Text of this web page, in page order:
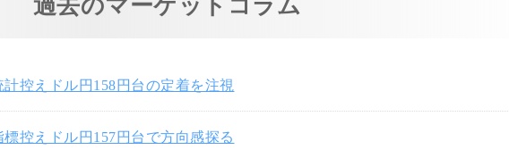
過去のマーケットコラム
計控えドル円158円台の定着を注視
標控えドル円157円台で方向感探る